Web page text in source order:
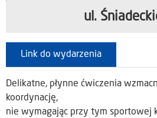
ul.
Link do wydarzenia
Delikatne, płynne ćwiczenia
koordynację,
nie wymagając przy tym sportowej